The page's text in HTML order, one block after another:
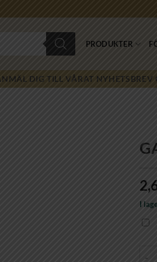
PRODUKTER
DIG TILL VÅRAT NYHETSBREV
I